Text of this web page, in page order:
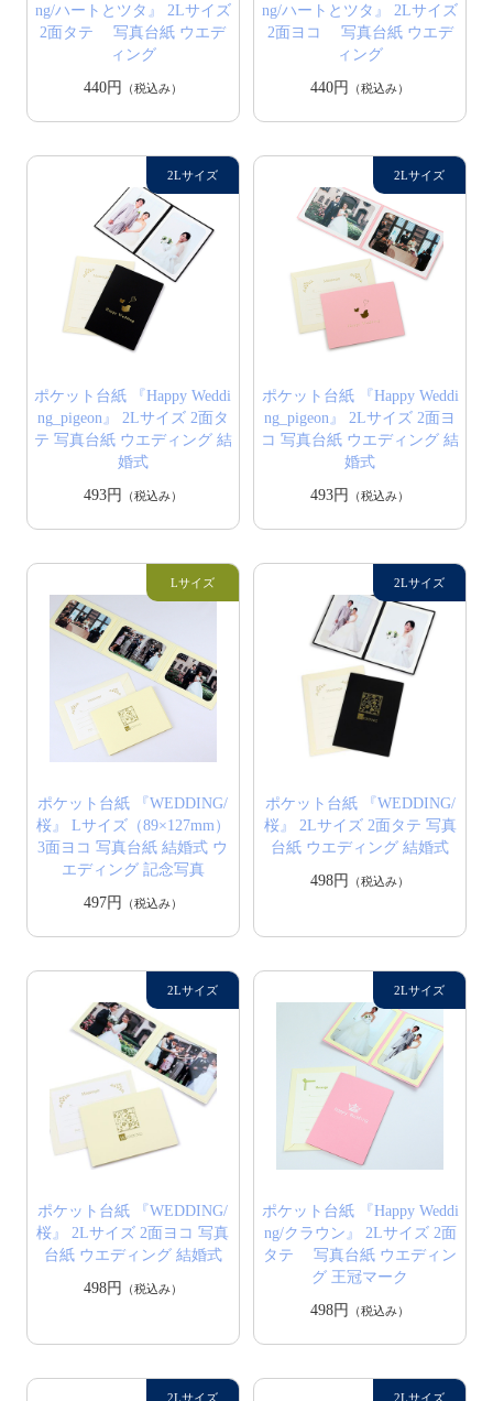
ng/ハートとツタ』 2Lサイズ
2面タテ 写真台紙 ウエデ
ィング
440円
（税込み）
ng/ハートとツタ』 2Lサイズ
2面ヨコ 写真台紙 ウエデ
ィング
440円
（税込み）
ポケット台紙 『Happy Weddi
ng_pigeon』 2Lサイズ 2面タ
テ 写真台紙 ウエディング 結
婚式
493円
（税込み）
ポケット台紙 『Happy Weddi
ng_pigeon』 2Lサイズ 2面ヨ
コ 写真台紙 ウエディング 結
婚式
493円
（税込み）
ポケット台紙 『WEDDING/
桜』 Lサイズ（89×127mm）
3面ヨコ 写真台紙 結婚式 ウ
エディング 記念写真
497円
（税込み）
ポケット台紙 『WEDDING/
桜』 2Lサイズ 2面タテ 写真
台紙 ウエディング 結婚式
498円
（税込み）
ポケット台紙 『WEDDING/
桜』 2Lサイズ 2面ヨコ 写真
台紙 ウエディング 結婚式
498円
（税込み）
ポケット台紙 『Happy Weddi
ng/クラウン』 2Lサイズ 2面
タテ 写真台紙 ウエディン
グ 王冠マーク
498円
（税込み）